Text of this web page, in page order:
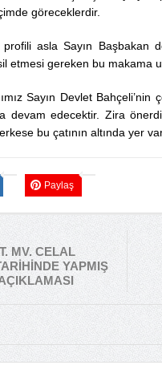
göreceklerdir.
asla Sayın Başbakan
etmesi gereken bu makama
Sayın Devlet
edecektir. Zira
bu çatının altında yer
Paylaş
MV. CELAL
YAPMIŞ